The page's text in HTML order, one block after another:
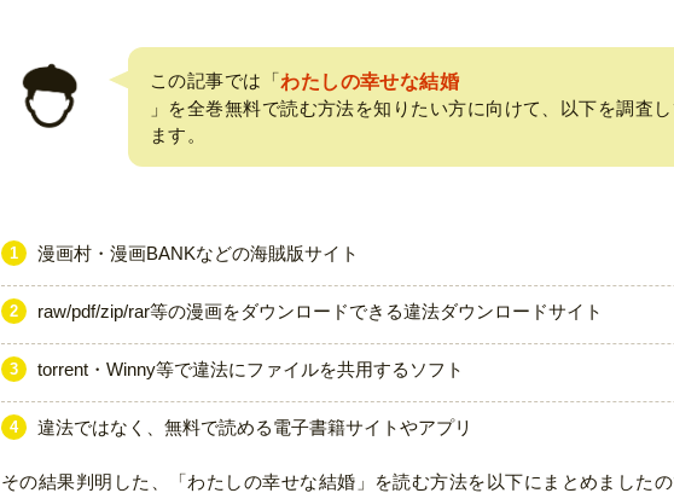
この記事では「わたしの幸せな結婚
」を全巻無料で読む方法を知りたい方に向けて、以下を調査
ます。
漫画村・漫画BANKなどの海賊版サイト
raw/pdf/zip/rar等の漫画をダウンロードできる違法ダウンロードサイト
torrent・Winny等で違法にファイルを共用するソフト
違法ではなく、無料で読める電子書籍サイトやアプリ
その結果判明した、「わたしの幸せな結婚」を読む方法を以下にまとめましたの